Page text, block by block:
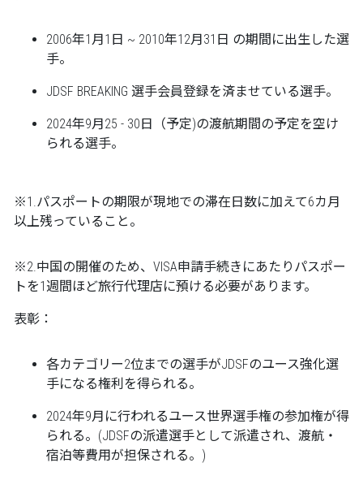
2006年1月1日 ~ 2010年12月31日 の期間に出生した選
手。
JDSF BREAKING 選手会員登録を済ませている選手。
2024年9月25 - 30日（予定)の渡航期間の予定を空け
られる選手。
※1.パスポートの期限が現地での滞在日数に加えて6カ月
以上残っていること。
※2.中国の開催のため、VISA申請手続きにあたりパスポー
トを1週間ほど旅行代理店に預ける必要があります。
表彰：
各カテゴリー2位までの選手がJDSFのユース強化選
手になる権利を得られる。
2024年9月に行われるユース世界選手権の参加権が得
られる。(JDSFの派遣選手として派遣され、渡航・
宿泊等費用が担保される。)